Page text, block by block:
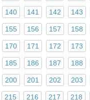
140 141 142 143
155 156 157 158
170 171 172 173
185 186 187 188
200 201 202 203
215 216 217 218